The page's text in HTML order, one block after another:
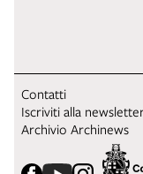
Contatti
Iscriviti alla
Archivio Archinews